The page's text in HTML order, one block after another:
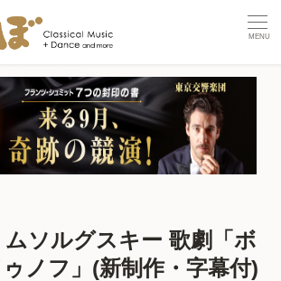
ムソルグスキー 歌劇「ボ
ノフ」(新制作・字幕付)